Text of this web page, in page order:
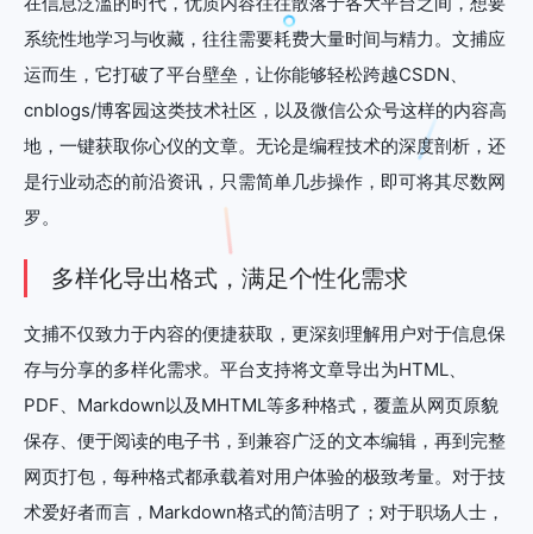
系统性地学习与收藏，往往需要耗费大量时间与精力。文捕应
运而生，它打破了平台壁垒，让你能够轻松跨越CSDN、
cnblogs/博客园这类技术社区，以及微信公众号这样的内容高
地，一键获取你心仪的文章。无论是编程技术的深度剖析，还
是行业动态的前沿资讯，只需简单几步操作，即可将其尽数网
罗。
多样化导出格式，满足个性化需求
文捕不仅致力于内容的便捷获取，更深刻理解用户对于信息保
存与分享的多样化需求。平台支持将文章导出为HTML、
PDF、Markdown以及MHTML等多种格式，覆盖从网页原貌
保存、便于阅读的电子书，到兼容广泛的文本编辑，再到完整
网页打包，每种格式都承载着对用户体验的极致考量。对于技
术爱好者而言，Markdown格式的简洁明了；对于职场人士，